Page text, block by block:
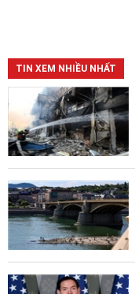
TIN XEM NHIỀU NHẤT